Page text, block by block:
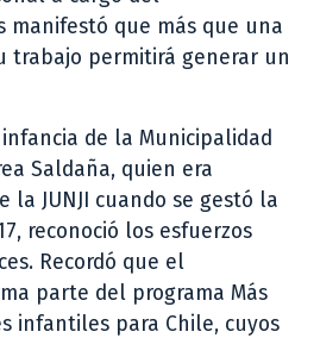
manifestó que más que una
trabajo permitirá generar un
de la Municipalidad
Saldaña, quien era
la JUNJI cuando se gestó la
reconoció los esfuerzos
Recordó que el
parte del programa Más
infantiles para Chile, cuyos